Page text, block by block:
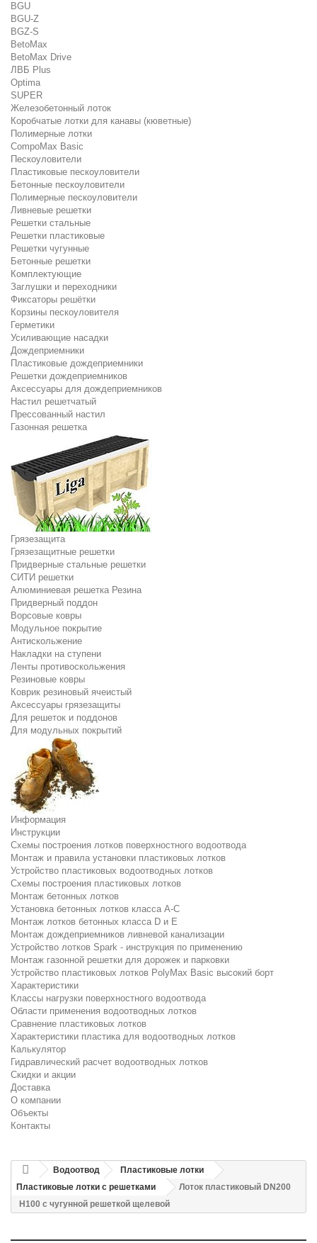
BGU
BGU-Z
BGZ-S
BetoMax
BetoMax Drive
ЛВБ Plus
Optima
SUPER
Железобетонный лоток
Коробчатые лотки для канавы (кюветные)
Полимерные лотки
CompoMax Basic
Пескоуловители
Пластиковые пескоуловители
Бетонные пескоуловители
Полимерные пескоуловители
Ливневые решетки
Решетки стальные
Решетки пластиковые
Решетки чугунные
Бетонные решетки
Комплектующие
Заглушки и переходники
Фиксаторы решётки
Корзины пескоуловителя
Герметики
Усиливающие насадки
Дождеприемники
Пластиковые дождеприемники
Решетки дождеприемников
Аксессуары для дождеприемников
Настил решетчатый
Прессованный настил
Газонная решетка
Грязезащита
Грязезащитные решетки
Придверные стальные решетки
СИТИ решетки
Алюминиевая решетка Резина
Придверный поддон
Ворсовые ковры
Модульное покрытие
Антискольжение
Накладки на ступени
Ленты противоскольжения
Резиновые ковры
Коврик резиновый ячеистый
Аксессуары грязезащиты
Для решеток и поддонов
Для модульных покрытий
Информация
Инструкции
Схемы построения лотков поверхностного водоотвода
Монтаж и правила установки пластиковых лотков
Устройство пластиковых водоотводных лотков
Схемы построения пластиковых лотков
Монтаж бетонных лотков
Установка бетонных лотков класса A-C
Монтаж лотков бетонных класса D и E
Монтаж дождеприемников ливневой канализации
Устройство лотков Spark - инструкция по применению
Монтаж газонной решетки для дорожек и парковки
Устройство пластиковых лотков PolyMax Basic высокий борт
Характеристики
Классы нагрузки поверхностного водоотвода
Области применения водоотводных лотков
Сравнение пластиковых лотков
Характеристики пластика для водоотводных лотков
Калькулятор
Гидравлический расчет водоотводных лотков
Скидки и акции
Доставка
О компании
Объекты
Контакты
Водоотвод
Пластиковые лотки
Пластиковые лотки с решетками
Лоток пластиковый DN200
H100 с чугунной решеткой щелевой